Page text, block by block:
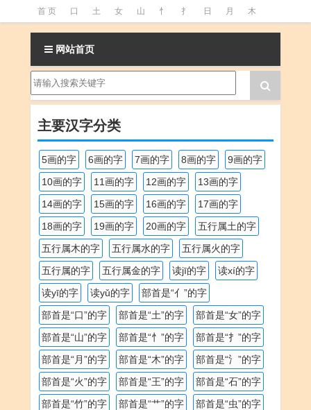
首 页 口 土 女 山 忄 扌 日 月 木
氵 火 王 石 竹 糹 艹 虫 言 足
阝 魚
网站首页
主要汉字分类
5画的字 6画的字 7画的字 8画的字
9画的字
10画的字
11画的字 12画的字
13画的字
14画的字
15画的字 16画的字
17画的字
18画的字
19画的字 20画的字
五行属土的字
五行属木的字
五行属水的字
五行属火的字
五行属的字
五行属金的字 读jī的字
读xí的字
读yī的字
读yǔ的字
部首是“亻”的字
部首是“口”的字
部首是“土”的字
部首是“女”的字
部首是“山”的字
部首是“忄”的字
部首是“扌”的字
部首是“月”的字
部首是“木”的字
部首是“氵”的字
部首是“火”的字
部首是“王”的字
部首是“石”的字
部首是“竹”的字
部首是“艹”的字
部首是“虫”的字